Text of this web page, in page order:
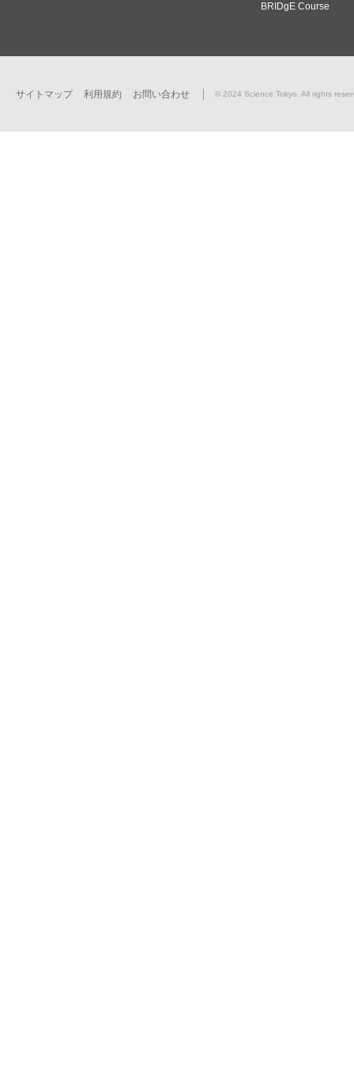
BRIDgE Course
サイトマップ 利用規約 お問い合わせ © 2024 Science Tokyo. All rights